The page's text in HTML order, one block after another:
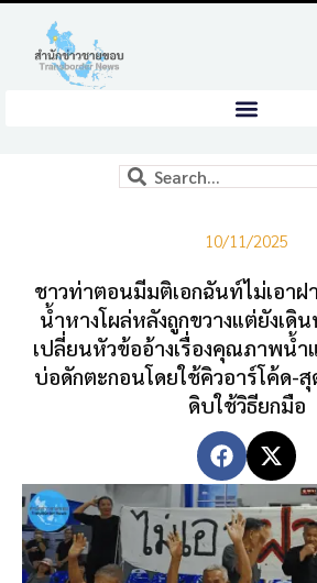
10/11/2025
ชาวท่าตอนมีมติเอกฉันท์ไม่เอาฝ
น้ำหางโผล่หลังถูกขวางแต่ยังเดิ
เปลี่ยนหัวข้ออ้างเรื่องคุณภาพน้ำ
บ่อดักตะกอนโดยใช้คิวอาร์โค้ด-
ดิบใช้วิธียกมือ